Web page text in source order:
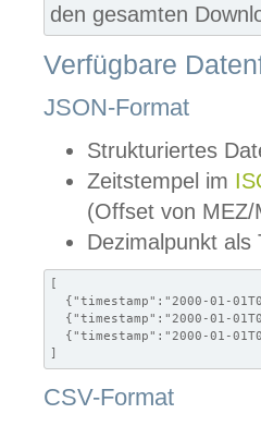
den gesamten
Verfügbare
JSON-Format
Strukturiertes
Zeitstempel im
(Offset von MEZ/
Dezimalpunkt als
[
{"timestamp":"2000-01-
{"timestamp":"2000-01-
{"timestamp":"2000-01-
]
CSV-Format